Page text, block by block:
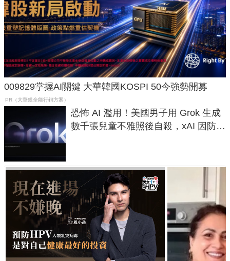
009829掌握AI關鍵 大華韓國KOSPI 50今強勢開募
PR（大華銀全能行銷方案）
恐怖 AI 濫用！美國男子用 Grok 生成
數千張兒童不雅照後自殺，xAI 因防護